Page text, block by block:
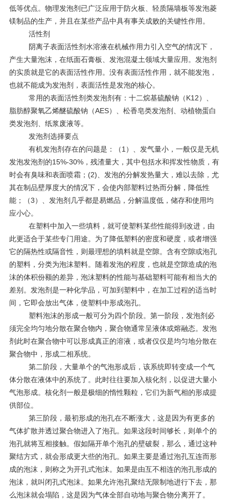
低等优点。物理发泡剂已广泛应用于防火板、轻质隔墙板等发泡菱
镁制品的生产，并且在某些产品中具有事关成败的关键性作用。
活性剂
阴离子表面活性剂水溶液在机械作用力引入空气的情况下，
产生大量泡沫，在纸面石膏板、发泡混凝土领域大量应用。发泡剂
的实质就是它的表面活性作用。没有表面活性作用，就不能发泡，
也就不能成为发泡剂，表面活性是发泡的核心。
常用的表面活性剂类发泡剂有：十二烷基硫酸钠（K12）、
脂肪醇聚氧乙烯醚硫酸钠（AES）、松香皂类发泡剂、动植物蛋白
类发泡剂、纸浆废液等。
发泡剂选择要点
有机发泡剂存在的问题是：（1）、发气量小，一般仅是无机
发泡发泡剂的15%-30%，残渣量大，其中包括水和挥发性物质，有
时会有臭味和表面喷霜；(2)、发泡的分解发热量大，难以去除，尤
其在制品壁厚度大的情况下，会使内部塑料过热而分解，降低性
能；（3）、发泡剂几乎都是易燃品，分解温度低，储存和使用均
应小心。
在塑料中加入一些填料，就可使塑料某些性能得到改进，由
此更适合于某些专门用途。为了降低塑料的密度和硬度，或者增强
它的隔热性或隔音性，则最理想的填料就是空隙。含有空隙或泡孔
的塑料，分类为泡沫塑料。随着发泡的程度，也就是空隙造成的泡
沫的体积份额的差异，泡沫塑料的性能与基础塑料可能有相当大的
差别。发泡剂是一种化学品，可加到塑料中，在加工过程的适当时
间，它即会放出气体，使塑料中形成泡孔。
塑料泡沫的形成一般可分为四个阶段。第一阶段，发泡剂必
须完全均匀地分散在聚合物内，聚合物通常呈液体或熔融态。发泡
剂此时在聚合物中可以形成真正的溶液，或者仅仅是均匀地分散在
聚合物中，形成二相系统。
第二阶段，大量单个的气泡形成后，该系统即转变成一个气
体分散在液体中的系统了。此时往往要加入核化剂，以促进大量小
气泡形成。核化剂一般是极细的惰性颗粒，它们为新气相的形成提
供部位。
第三阶段，最初形成的泡孔在不断涨大，这是因为有更多的
气体扩散并透过聚合物进入了泡孔。如果这段时间够长，则单个的
泡孔就将互相接触。假如隔开单个泡孔的壁破裂，那么，通过这种
聚结方式，就会形成更大些的泡孔。如果主要是通过泡孔互连而形
成的泡沫，则称之为开孔式泡沫。如果是由互不相连的泡孔形成的
泡沫，就叫闭孔式泡沫。如果允许泡孔聚结无限制地进行下去，那
么泡沫就会塌陷，这是因为气体全部自动地与聚合物分离开了。